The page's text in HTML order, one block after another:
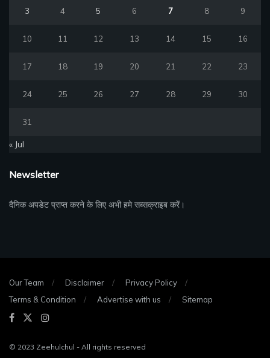
3 4 5 6 7 8 9
10 11 12 13 14 15 16
17 18 19 20 21 22 23
24 25 26 27 28 29 30
31
« Jul
Newsletter
दैनिक अपडेट प्राप्त करने के लिए अभी हमे सब्सक्राइब करें।
Our Team Disclaimer
Privacy Policy
Terms & Condition
Advertise with us Sitemap
© 2023 Zeehulchul - All rights reserved